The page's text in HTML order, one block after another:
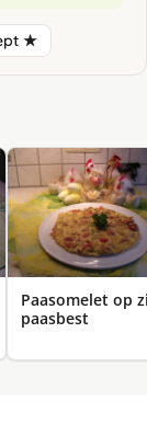
★
Paasomelet op
paasbest